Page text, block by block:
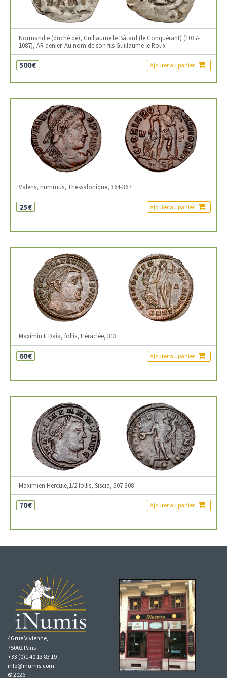
Normandie (duché de), Guillaume le Bâtard (le Conquérant) (1037-
1087), AR denier. Au nom de son fils Guillaume le Roux
500€ Ajouter au panier
Valens, nummus, Thessalonique, 364-367
25€ Ajouter au panier
Maximin II Daia, follis, Héraclée, 313
60€ Ajouter au panier
Maximien Hercule,1/2 follis, Siscia, 307-308
70€ Ajouter au panier
46 rue Vivienne,
75002 Paris
+33 (0)1 40 13 83 19
info@inumis.com
© 2026